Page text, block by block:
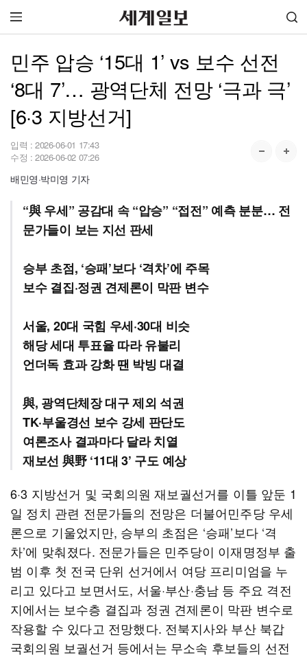
민주 압승 ‘15대 1’ vs 보수 선전
‘8대 7’… 광역단체 전망 ‘극과 극’
[6·3 지방선거]
입력 : 2026-06-01 17:43
수정 : 2026-06-02 07:26
배민영·박미영 기자
“與 우세” 공감대 속 “압승” “접전” 예측 분분… 전
문가들이 보는 지선 판세
승부 초점, ‘승패’보다 ‘격차’에 주목
보수 결집·정권 견제론이 막판 변수
서울, 20대 국힘 우세·30대 비슷
해당 세대 투표율 따라 유불리
언더독 효과 강화 땐 박빙 대결
與, 광역단체장 대구 제외 석권
TK·부울경선 보수 강세 판단도
여론조사 결과마다 달라 치열
재보선 與野 ‘11대 3’ 구도 예상
6·3 지방선거 및 국회의원 재보궐선거를 이틀 앞둔 1
일 정치 관련 전문가들의 전망은 더불어민주당 우세
론으로 기울었지만, 승부의 초점은 ‘승패’보다 ‘격
차’에 맞춰졌다. 전문가들은 민주당이 이재명정부 출
범 이후 첫 전국 단위 선거에서 여당 프리미엄을 누
리고 있다고 보면서도, 서울·부산·충남 등 주요 격전
지에서는 보수층 결집과 정권 견제론이 막판 변수로
작용할 수 있다고 전망했다. 전북지사와 부산 북갑
국회의원 보궐선거 등에서는 무소속 후보들의 선전